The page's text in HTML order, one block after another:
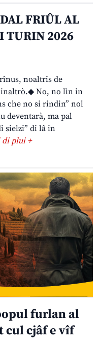
FRIÛL AL
TURIN 2026
noaltris de
inaltrò.◆ No, no lìn in
che no si rindin” nol
deventarà, ma pal
sielzi” di lâ in
plui +
furlan al
cul cjâf e vîf